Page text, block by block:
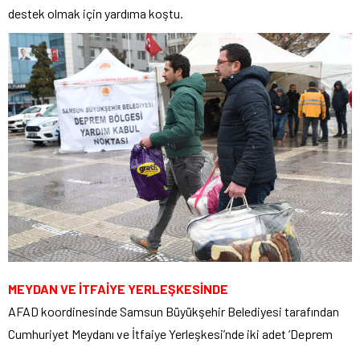
destek olmak için yardıma koştu.
MEYDAN VE İTFAİYE YERLEŞKESİNDE
AFAD koordinesinde Samsun Büyükşehir Belediyesi tarafından
Cumhuriyet Meydanı ve İtfaiye Yerleşkesi’nde iki adet ‘Deprem